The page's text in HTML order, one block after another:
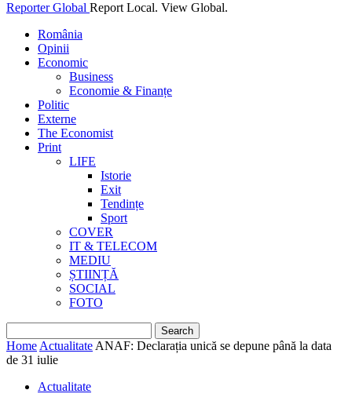
Reporter Global Report Local. View Global.
România
Opinii
Economic
Business
Economie & Finanțe
Politic
Externe
The Economist
Print
LIFE
Istorie
Exit
Tendințe
Sport
COVER
IT & TELECOM
MEDIU
ȘTIINȚĂ
SOCIAL
FOTO
Home Actualitate ANAF: Declarația unică se depune până la data
de 31 iulie
Actualitate